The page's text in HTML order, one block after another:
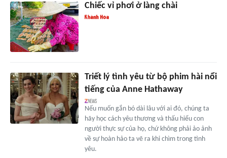
Chiếc vỉ phơi ở làng chài
Triết lý tình yêu từ bộ phim hài nổi
tiếng của Anne Hathaway
Nếu muốn gắn bó dài lâu với ai đó, chúng ta
hãy học cách yêu thương và thấu hiểu con
người thực sự của họ, chứ không phải ảo ảnh
về sự hoàn hảo ta vẽ ra khi chìm trong tình
yêu.